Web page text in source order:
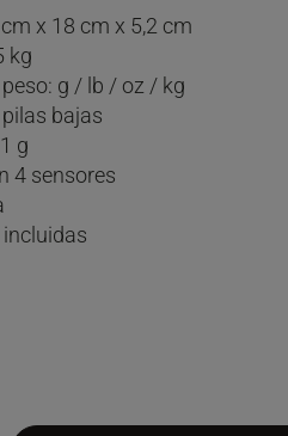
x 18 cm x 5,2 cm
kg
g / lb / oz / kg
bajas
g
4 sensores
incluidas